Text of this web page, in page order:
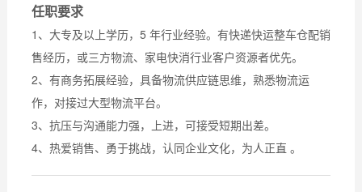
任职要求
1、大专及以上学历，5 年行业经验。有快递快运整车仓配销
售经历，或三方物流、家电快消行业客户资源者优先。
2、有商务拓展经验，具备物流供应链思维，熟悉物流运
作，对接过大型物流平台。
3、抗压与沟通能力强，上进，可接受短期出差。
4、热爱销售、勇于挑战，认同企业文化，为人正直 。